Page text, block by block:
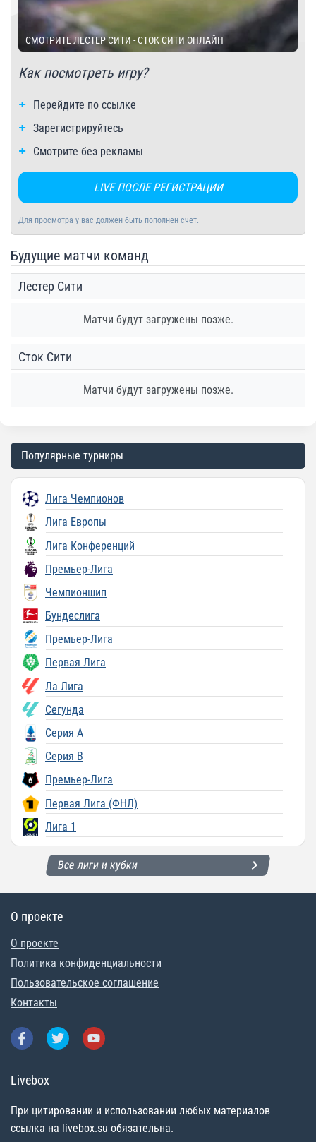
СМОТРИТЕ ЛЕСТЕР СИТИ - СТОК СИТИ ОНЛАЙН
Как посмотреть игру?
Перейдите по ссылке
Зарегистрируйтесь
Смотрите без рекламы
LIVE ПОСЛЕ РЕГИСТРАЦИИ
Для просмотра у вас должен быть пополнен счет.
Будущие матчи команд
Лестер Сити
Матчи будут загружены позже.
Сток Сити
Матчи будут загружены позже.
Популярные турниры
Лига Чемпионов
Лига Европы
Лига Конференций
Премьер-Лига
Чемпионшип
Бундеслига
Премьер-Лига
Первая Лига
Ла Лига
Сегунда
Серия A
Серия B
Премьер-Лига
Первая Лига (ФНЛ)
Лига 1
Все лиги и кубки
О проекте
О проекте
Политика конфиденциальности
Пользовательское соглашение
Контакты
Livebox
При цитировании и использовании любых материалов
ссылка на livebox.su обязательна.